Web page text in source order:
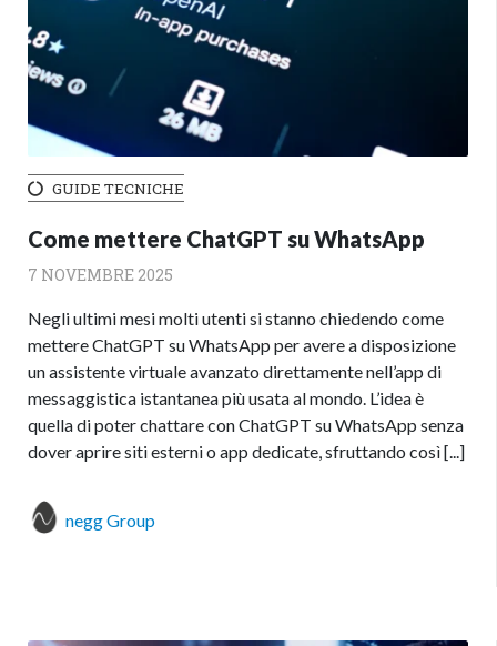
GUIDE TECNICHE
Come mettere ChatGPT su WhatsApp
7 NOVEMBRE 2025
Negli ultimi mesi molti utenti si stanno chiedendo come
mettere ChatGPT su WhatsApp per avere a disposizione
un assistente virtuale avanzato direttamente nell’app di
messaggistica istantanea più usata al mondo. L’idea è
quella di poter chattare con ChatGPT su WhatsApp senza
dover aprire siti esterni o app dedicate, sfruttando così [...]
negg Group